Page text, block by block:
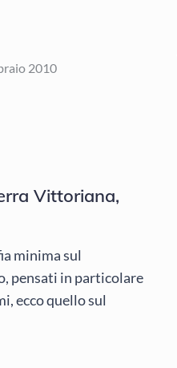
2010
Vittoriana,
minima sul
pensati in particolare
ecco quello sul